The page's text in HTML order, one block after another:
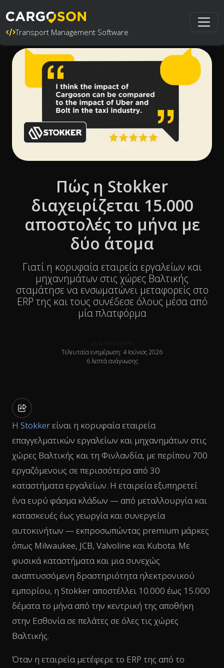
Transport Management Software
Πώς η Stokker
διαχειρίζεται 15.000
αποστολές το μήνα με
δύο άτομα
Γιατί η κορυφαία εταιρεία εργαλείων και
μηχανημάτων στις χώρες Βαλτικής
σταμάτησε να ενσωματώνει μεταφορείς στο
ERP της και τους συνέδεσε όλους μέσα από
μία πλατφόρμα
Janis Konovalciks
Τελευταία ενημέρωση: 4 Ιούνιος 2026
6 λεπτά ανάγνωσης
Η Stokker είναι η κορυφαία εταιρεία
επαγγελματικών εργαλείων και μηχανημάτων στις
χώρες Βαλτικής και τη Φινλανδία, με περίπου 700
εργαζόμενους σε περισσότερα από 30
καταστήματα εργαλείων. Η εταιρεία εξυπηρετεί
ένα ευρύ φάσμα κλάδων — από μεταλλουργία και
κατασκευές έως γεωργία και συνεργεία
αυτοκινήτων — εκπροσωπώντας premium μάρκες
όπως Milwaukee, JCB, Valvoline και Kubota. Με
φυσικά καταστήματα και μια συνεχώς
αναπτυσσόμενη δραστηριότητα ηλεκτρονικού
εμπορίου, η Stokker αποστέλλει 10.000 έως 15.000
δέματα το μήνα από την κεντρική της αποθήκη
στην Εσθονία σε πελάτες σε όλες τις χώρες
Βαλτικής.
Όταν η εταιρεία μετέφερε το ERP της από το